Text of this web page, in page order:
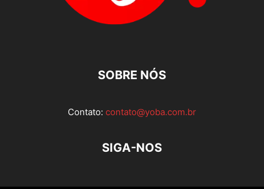
SOBRE NÓS
Contato: contato@yoba.com.br
SIGA-NOS